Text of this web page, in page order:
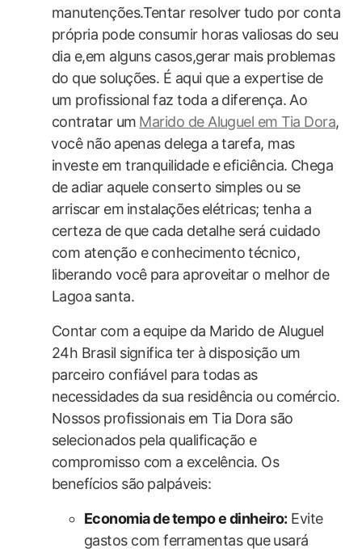
manutenções.Tentar resolver tudo por conta
própria pode consumir horas valiosas do seu
dia e,em alguns casos,gerar mais problemas
do que soluções. É aqui que a expertise⁢ de
um profissional faz toda a diferença. Ao
contratar um⁤ Marido de Aluguel em⁤ Tia Dora,
⁤você não ⁤apenas‍ delega a tarefa, mas
investe em tranquilidade e eficiência. Chega
de adiar aquele conserto simples ou se
arriscar em⁢ instalações ⁢elétricas; tenha​ a
‌certeza de que cada detalhe será cuidado
com‌ atenção e conhecimento técnico,
liberando você para aproveitar o melhor de
‍Lagoa ⁢santa.
Contar ⁤com a equipe da Marido de Aluguel
24h Brasil significa ter à disposição ⁤um
parceiro confiável para todas as
necessidades da sua residência ou comércio.
Nossos profissionais em Tia Dora são
selecionados ​pela qualificação e
compromisso com a ⁤excelência. Os
benefícios são ⁣palpáveis:
Economia de ⁤tempo e‍ dinheiro: Evite
gastos com ferramentas que usará